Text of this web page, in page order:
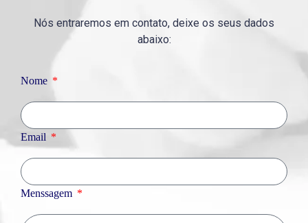
Nós entraremos em contato, deixe os seus dados
abaixo:
Nome
Email
Menssagem